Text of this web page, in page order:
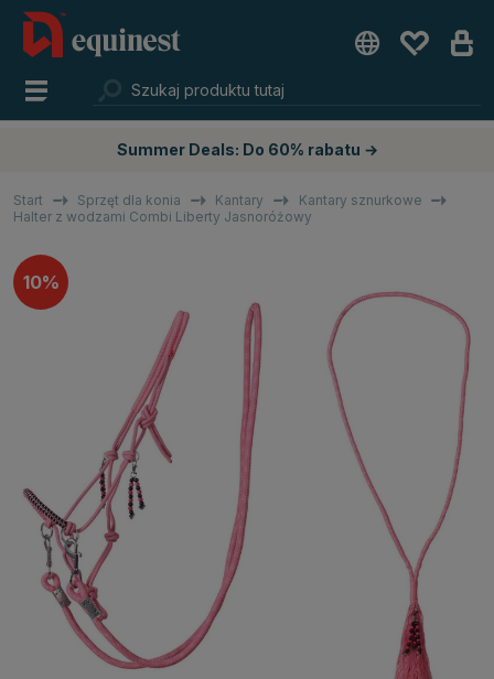
Summer Deals: Do 60% rabatu →
Start Sprzęt dla konia Kantary
Kantary sznurkowe
Halter z wodzami Combi Liberty Jasnoróżowy
10%